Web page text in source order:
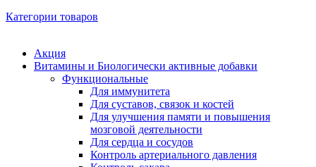
Категории товаров
Акция
Витамины и Биологически активные добавки
Функциональные
Для иммунитета
Для суставов, связок и костей
Для улучшения памяти и повышения
мозговой деятельности
Для сердца и сосудов
Контроль артериального давления